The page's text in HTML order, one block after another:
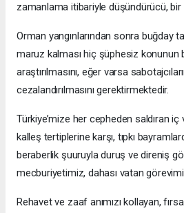
zamanlama itibariyle düşündürücü,
Orman yangınlarından sonra buğday
maruz kalması hiç şüphesiz konunun
araştırılmasını, eğer varsa
cezalandırılmasını gerektirmektedir.
Türkiye’mize her cepheden saldıran iç
kalleş tertiplerine karşı, tıpkı
beraberlik şuuruyla duruş ve direniş
mecburiyetimiz, dahası vatan
Rehavet ve zaaf anımızı kollayan,